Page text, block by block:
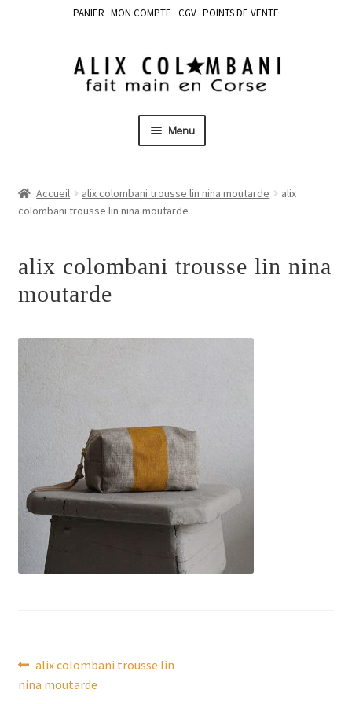
PANIER MON COMPTE CGV POINTS DE VENTE
Menu
Accueil alix colombani trousse lin nina moutarde
alix
colombani trousse lin nina moutarde
alix colombani trousse lin nina
moutarde
Navigation
de
Article
précédent :
alix colombani trousse lin
nina moutarde